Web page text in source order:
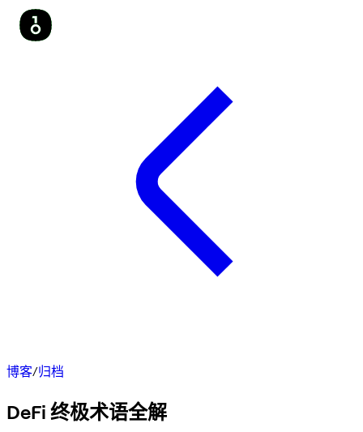
博客/归档
DeFi 终极术语全解